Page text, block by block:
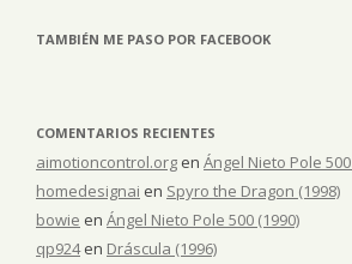
TAMBIÉN ME PASO POR FACEBOOK
COMENTARIOS RECIENTES
aimotioncontrol.org en Ángel Nieto Pole
homedesignai en Spyro the Dragon (1998)
bowie en Ángel Nieto Pole 500 (1990)
qp924en Dráscula (1996)